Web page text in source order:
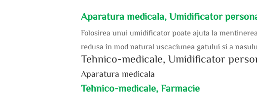
Aparatura medicala, Umidificator
Folosirea unui umidificator poate ajuta la
redusa in mod natural uscaciunea gatului si a
Tehnico-medicale, Umidificator
Aparatura medicala
Tehnico-medicale, Farmacie